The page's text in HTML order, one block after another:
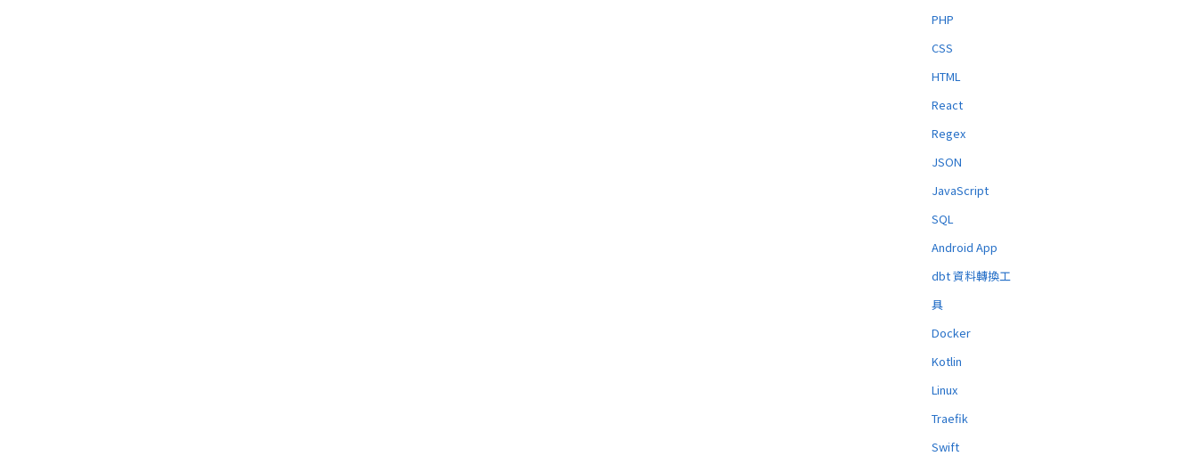
PHP
CSS
HTML
React
Regex
JSON
JavaScript
SQL
Android App
dbt 資料轉換工
具
Docker
Kotlin
Linux
Traefik
Swift